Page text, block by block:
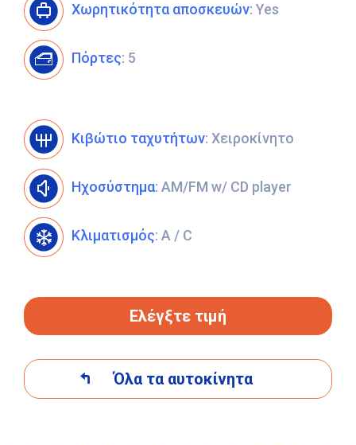
Χωρητικότητα αποσκευών: Yes
Πόρτες: 5
Κιβώτιο ταχυτήτων: Χειροκίνητο
Ηχοσύστημα: AM/FM w/ CD player
Κλιματισμός: A / C
Ελέγξτε τιμή
Όλα τα αυτοκίνητα